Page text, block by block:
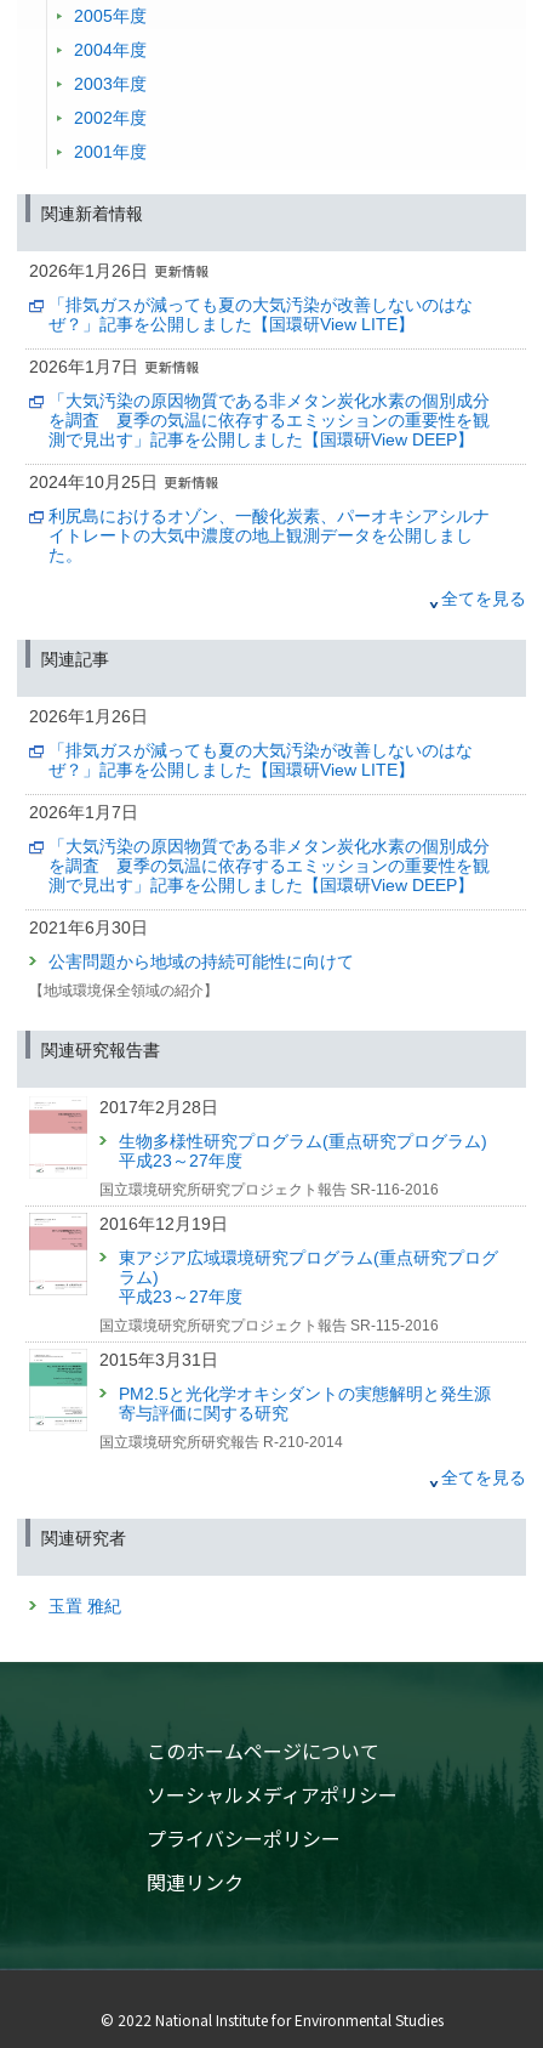
2005年度
2004年度
2003年度
2002年度
2001年度
関連新着情報
2026年1月26日
「排気ガスが減っても夏の大気汚染が改善しないのはな
ぜ？」記事を公開しました【国環研View LITE】
2026年1月7日
「大気汚染の原因物質である非メタン炭化水素の個別成分
を調査 夏季の気温に依存するエミッションの重要性を観
測で見出す」記事を公開しました【国環研View DEEP】
2024年10月25日
利尻島におけるオゾン、一酸化炭素、パーオキシアシルナ
イトレートの大気中濃度の地上観測データを公開しまし
た。
～フィトシアニンによる新規ストレス防御機構の発見～
2022年7月7日
イネが被害を受けやすい時期と害虫の発生時期が
重なることが斑点米の発生を助長することを
（文部科学記者会、科学記者会、筑波研究学園都市記者会、農政クラブ、農
林記者会、農業技術クラブ、東北６県県政記者会、環境問題研究会、環境記
者会、郡山記者会同時配布）
2018年4月12日
｢スモッグの正体を追いかける-VOCからエアロゾルまで-｣
せ）
（筑波研究学園都市記者会、環境記者会、環境省記者クラブ同時配付）
2018年1月12日
｢遺伝子から植物のストレスにせまる─オゾンに対する植物
国立環境研究所「環境儀」第67号の刊行について（お知ら
せ）
（筑波研究学園都市記者会、環境記者会、環境省記者クラブ同時配付）
2017年11月1日
環境展望台・環境GIS「光化学オキシダント」に2015年度
のデータを追加しました
2017年8月1日
2016年9月16日
環境数値データベース「大気環境データ」に2014年度デー
タを追加しました
発性有機化合物を成分ごとにリアルタイムに分析
(筑波研究学園都市記者会、環境省記者クラブ同時配付)
2015年8月19日
2013年度データを追加しました
日食を利用して太陽光が大気中のオゾンへ与える影響を調
国立環境研究所研究報告「PM2.5と光化学オキシダントの
実態解明と発生源寄与評価に関する研究」を掲載しました
国立環境研究所特別研究成果報告書の公表について(お知ら
全てを見る
関連記事
2026年1月26日
「排気ガスが減っても夏の大気汚染が改善しないのはな
ぜ？」記事を公開しました【国環研View LITE】
2026年1月7日
「大気汚染の原因物質である非メタン炭化水素の個別成分
を調査 夏季の気温に依存するエミッションの重要性を観
測で見出す」記事を公開しました【国環研View DEEP】
2021年6月30日
公害問題から地域の持続可能性に向けて
【地域環境保全領域の紹介】
関連研究報告書
2017年2月28日
生物多様性研究プログラム(重点研究プログラム)
平成23～27年度
国立環境研究所研究プロジェクト報告 SR-116-2016
2016年12月19日
東アジア広域環境研究プログラム(重点研究プログ
ラム)
平成23～27年度
国立環境研究所研究プロジェクト報告 SR-115-2016
2015年3月31日
PM2.5と光化学オキシダントの実態解明と発生源
寄与評価に関する研究
国立環境研究所研究報告 R-210-2014
解明のための前駆体観測とモデル解析（特別研
究）
国立環境研究所特別研究報告 SR-95-2011
光化学オキシダントと粒子状物質等の汚染特性解
2007年3月30日
日本における光化学オキシダント等の挙動解明に
関する研究
国立環境研究所研究報告 R-195-2007
国立環境研究所特別研究報告 SR-65-2006
全てを見る
関連研究者
玉置 雅紀
このホームページについて
ソーシャルメディアポリシー
プライバシーポリシー
関連リンク
© 2022 National Institute for Environmental Studies